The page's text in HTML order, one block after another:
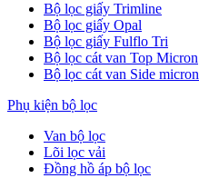
Bộ lọc giấy Trimline
Bộ lọc giấy Opal
Bộ lọc giấy Fulflo Tri
Bộ lọc cát van Top Micron
Bộ lọc cát van Side micron
Phụ kiện bộ lọc
Van bộ lọc
Lõi lọc vải
Đồng hồ áp bộ lọc